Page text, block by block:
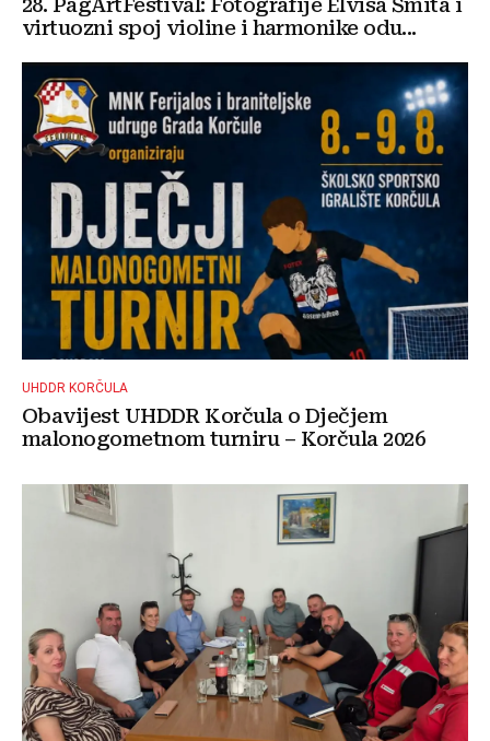
28. PagArtFestival: Fotografije Elvisa Šmita i
virtuozni spoj violine i harmonike odu...
UHDDR KORČULA
Obavijest UHDDR Korčula o Dječjem
malonogometnom turniru – Korčula 2026